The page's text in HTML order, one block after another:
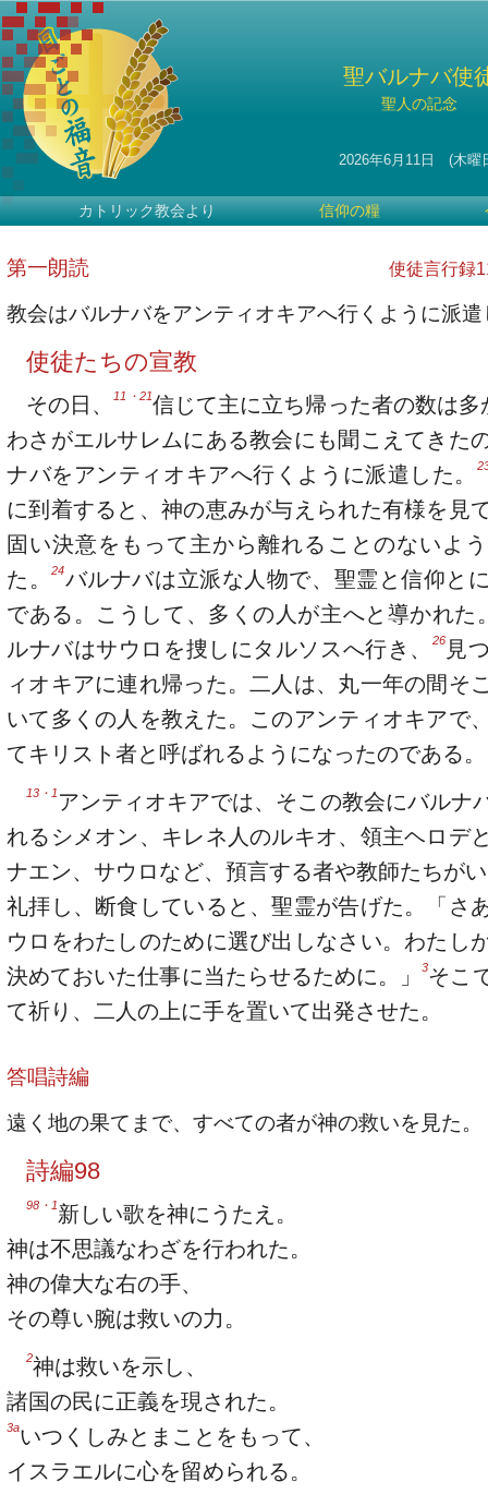
聖バルナバ使
聖人の記念
2026年6月11日 (木曜
カトリック教会より 信仰の糧
第一朗読 使徒言行録
教会はバルナバをアンティオキアへ行くように派遣
使徒たちの宣教
その日、11・21信じて主に立ち帰った者の数は多
わさがエルサレムにある教会にも聞こえてきた
ナバをアンティオキアへ行くように派遣した。
に到着すると、神の恵みが与えられた有様を見
固い決意をもって主から離れることのないよ
た。24バルナバは立派な人物で、聖霊と信仰と
である。こうして、多くの人が主へと導かれた
ルナバはサウロを捜しにタルソスへ行き、
26見
ィオキアに連れ帰った。二人は、丸一年の間そ
いて多くの人を教えた。このアンティオキアで
てキリスト者と呼ばれるようになったのである。
13・1 アンティオキアでは、そこの教会にバルナ
れるシメオン、キレネ人のルキオ、領主ヘロデ
ナエン、サウロなど、預言する者や教師たちが
礼拝し、断食していると、聖霊が告げた。「さ
ウロをわたしのために選び出しなさい。わたし
決めておいた仕事に当たらせるために。」3そこ
て祈り、二人の上に手を置いて出発させた。
答唱詩編
遠く地の果てまで、すべての者が神の救いを見た。
詩編98
98・1新しい歌を神にうたえ。
神は不思議なわざを行われた。
神の偉大な右の手、
その尊い腕は救いの力。
2神は救いを示し、
諸国の民に正義を現された。
3aいつくしみとまことをもって、
イスラエルに心を留められる。